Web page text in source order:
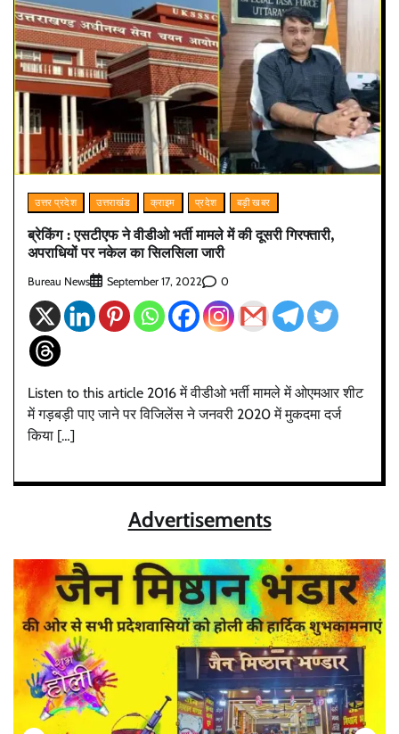
उत्तर प्रदेश उत्तराखंड क्राइम प्रदेश बड़ी खबर
ब्रेकिंग : एसटीएफ ने वीडीओ भर्ती मामले में की दूसरी गिरफ्तारी,
अपराधियों पर नकेल का सिलसिला जारी
Bureau News September 17, 2022 0
Listen to this article 2016 में वीडीओ भर्ती मामले में ओएमआर शीट
में गड़बड़ी पाए जाने पर विजिलेंस ने जनवरी 2020 में मुकदमा दर्ज
किया […]
Advertisements